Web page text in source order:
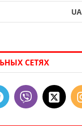
UA
СЕТЯХ